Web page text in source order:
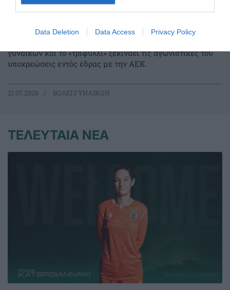
Data Deletion Data Access Privacy Policy
Η κλήρωση της Volley League
γυναικών
γυναικών και το «τριφύλλι» ξεκινάει τις αγωνιστικές του
υποχρεώσεις εντός έδρας με την ΑΕΚ.
21.07.2026 ΒΟΛΕΪ ΓΥΝΑΙΚΩΝ
ΤΕΛΕΥΤΑΙΑ ΝΕΑ